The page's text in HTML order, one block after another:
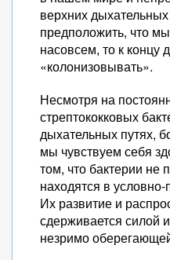
верхних
предположить, что
насовсем, то к концу
«колонизовывать».
Несмотря на
стрептококковых
дыхательных путях,
мы чувствуем себя
том, что бактерии не
находятся в
Их развитие и
сдерживается силой
незримо